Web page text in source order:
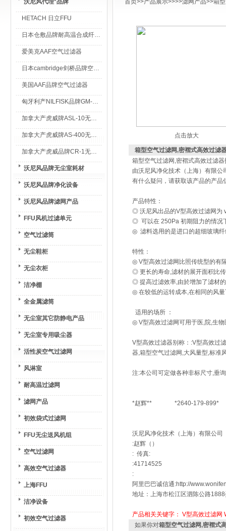
沃尼风代理*品牌
HETACH 日立FFU
日本仓敷品牌耐高温合成纤维过滤棉
爱美克AAF空气过滤器
日本cambridge剑桥品牌空气过滤器
美国AAF品牌空气过滤器
匈牙利产NILFISK品牌GM-80无尘室专用吸尘器
加拿大产虎威牌ASL-10无尘室专用吸尘器
加拿大产虎威牌AS-400无尘室专用吸尘器
加拿大产虎威品牌CR-1无尘室专用吸尘器
沃尼风品牌无尘室耗材
沃尼风品牌净化设备
沃尼风品牌滤网产品
FFU风机过滤单元
空气过滤筒
无尘鞋柜
无尘衣柜
洁净棚
全金属滤筒
无尘室其它防静电产品
无尘室专用吸尘器
活性炭空气过滤网
风淋室
耐高温过滤网
滤网产品
初效袋式过滤网
FFU无尘送风机组
空气过滤网
高效空气过滤器
上海FFU
洁净设备
初效空气过滤器
首页>>产品展示>>>>滤网产品>>箱
点击放大
箱型空气过滤网,密褶式高效过滤
箱型空气过滤网,密褶式高效过滤器
由沃尼风净化技术（上海）有限
有什么疑问，请获取该产品的产品
产品特性：
◎ 沃尼风出品的V型高效过滤网为
◎ 可以在 250Pa 初期阻力的情况
◎ 滤料选用的是进口的超细玻璃
特性：
◎ V型高效过滤网比照传统型的有
◎ 更长的寿命,滤材的展开面积比
◎ 提高过滤效率,由於增加了滤材
◎ 在较低的运转成本,在相同的风
适用的场所 ：
◎ V型高效过滤网可用于医,院,生
V型高效过滤器别称：:V型高效过
器,箱型空气过滤网,大风量型,标准
注:本公司可定做各种非标尺寸,垂
*赵辉** *2640-179-899*
沃尼风净化技术（上海）有限公司
:赵辉（）
: 传真:
:41714525
:
阿里巴巴诚信通:http://
地址：上海市松江区泗陈公路
产品相关关键字： V型高效过滤网
如果你对箱型空气过滤网,密褶式